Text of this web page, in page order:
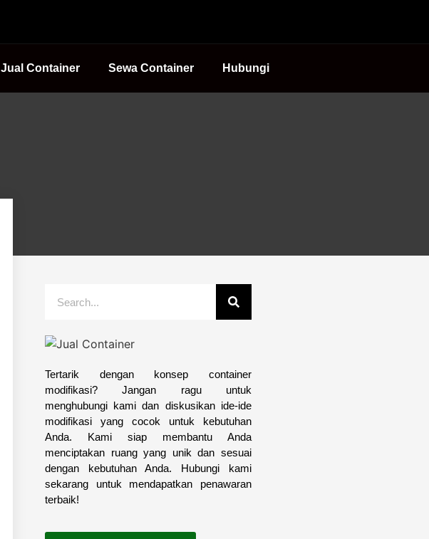
Jual Container Sewa Container Hubungi
Tertarik dengan konsep container
modifikasi? Jangan ragu untuk
menghubungi kami dan diskusikan ide-ide
modifikasi yang cocok untuk kebutuhan
Anda. Kami siap membantu Anda
menciptakan ruang yang unik dan sesuai
dengan kebutuhan Anda. Hubungi kami
sekarang untuk mendapatkan penawaran
terbaik!